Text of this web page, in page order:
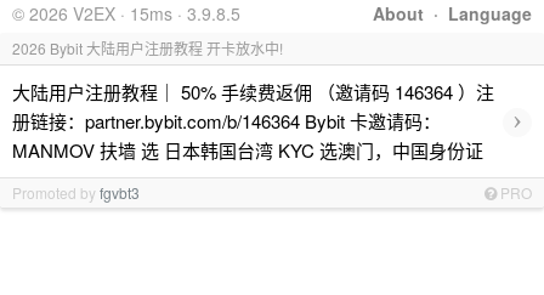
About · Language
© 2026 V2EX · 15ms · 3.9.8.5
2026 Bybit 大陆用户注册教程 开卡放水中!
大陆用户注册教程｜ 50% 手续费返佣 （邀请码 146364 ）注
册链接：partner.bybit.com/b/146364 Bybit 卡邀请码：
MANMOV 扶墙 选 日本韩国台湾 KYC 选澳门，中国身份证
›
Promoted byfgvbt3 PRO